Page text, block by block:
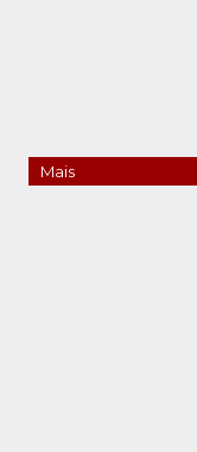
Mais